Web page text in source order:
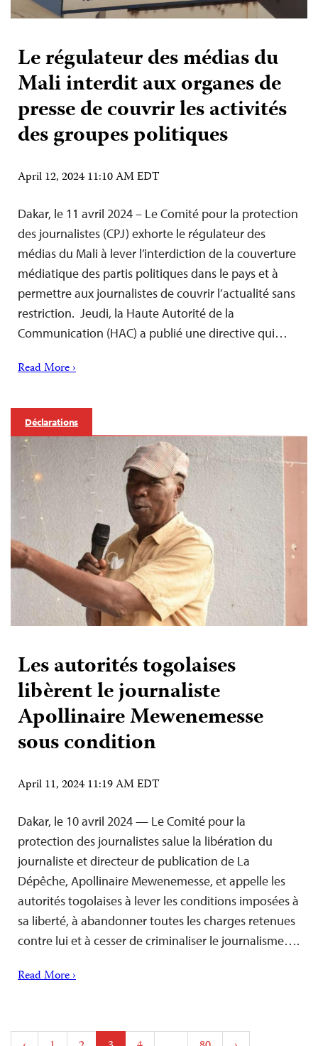
Le régulateur des médias du
Mali interdit aux organes de
presse de couvrir les activités
des groupes politiques
April 12, 2024 11:10 AM EDT
Dakar, le 11 avril 2024 – Le Comité pour la protection
des journalistes (CPJ) exhorte le régulateur des
médias du Mali à lever l’interdiction de la couverture
médiatique des partis politiques dans le pays et à
permettre aux journalistes de couvrir l’actualité sans
restriction. Jeudi, la Haute Autorité de la
Communication (HAC) a publié une directive qui…
Read More ›
Déclarations
Les autorités togolaises
libèrent le journaliste
Apollinaire Mewenemesse
sous condition
April 11, 2024 11:19 AM EDT
Dakar, le 10 avril 2024 — Le Comité pour la
protection des journalistes salue la libération du
journaliste et directeur de publication de La
Dépêche, Apollinaire Mewenemesse, et appelle les
autorités togolaises à lever les conditions imposées à
sa liberté, à abandonner toutes les charges retenues
contre lui et à cesser de criminaliser le journalisme….
Read More ›
Posts